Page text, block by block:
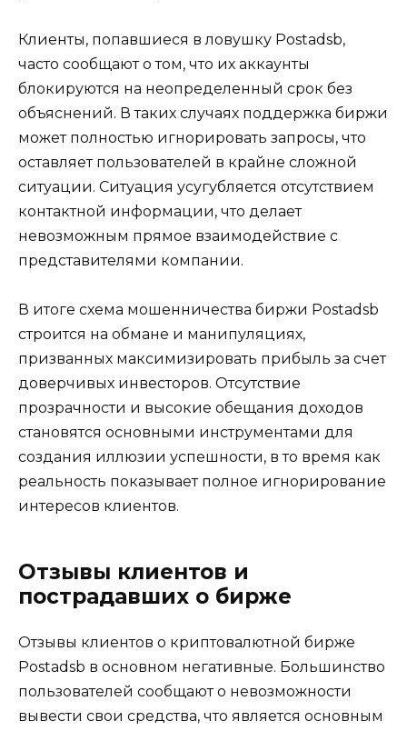
Клиенты, попавшиеся в ловушку Postadsb,
часто сообщают о том, что их аккаунты
блокируются на неопределенный срок без
объяснений. В таких случаях поддержка биржи
может полностью игнорировать запросы, что
оставляет пользователей в крайне сложной
ситуации. Ситуация усугубляется отсутствием
контактной информации, что делает
невозможным прямое взаимодействие с
представителями компании.
В итоге схема мошенничества биржи Postadsb
строится на обмане и манипуляциях,
призванных максимизировать прибыль за счет
доверчивых инвесторов. Отсутствие
прозрачности и высокие обещания доходов
становятся основными инструментами для
создания иллюзии успешности, в то время как
реальность показывает полное игнорирование
интересов клиентов.
Отзывы клиентов и
пострадавших о бирже
Отзывы клиентов о криптовалютной бирже
Postadsb в основном негативные. Большинство
пользователей сообщают о невозможности
вывести свои средства, что является основным